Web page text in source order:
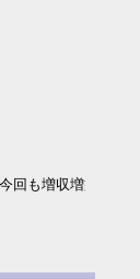
為替と銅価格頼
純利益は3倍
収減益 新薬に期待
益 通期予想・配当
今回も増収増益 純